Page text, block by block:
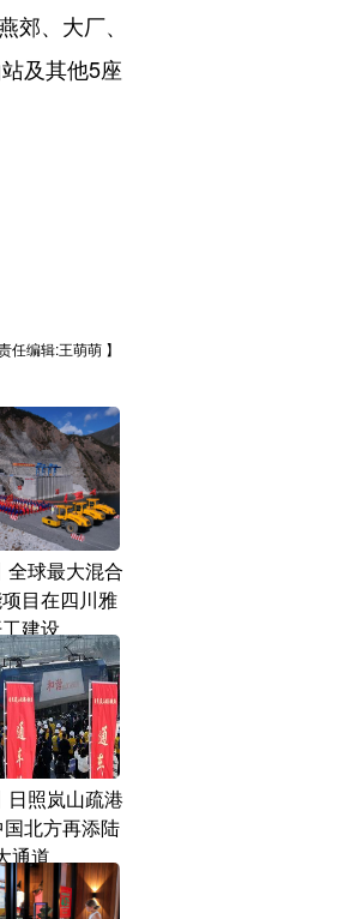
、大厂、
及其他5座
责任编辑:王萌萌 】
全球最大混合
目在四川雅
建设
日照岚山疏港
北方再添陆
通道